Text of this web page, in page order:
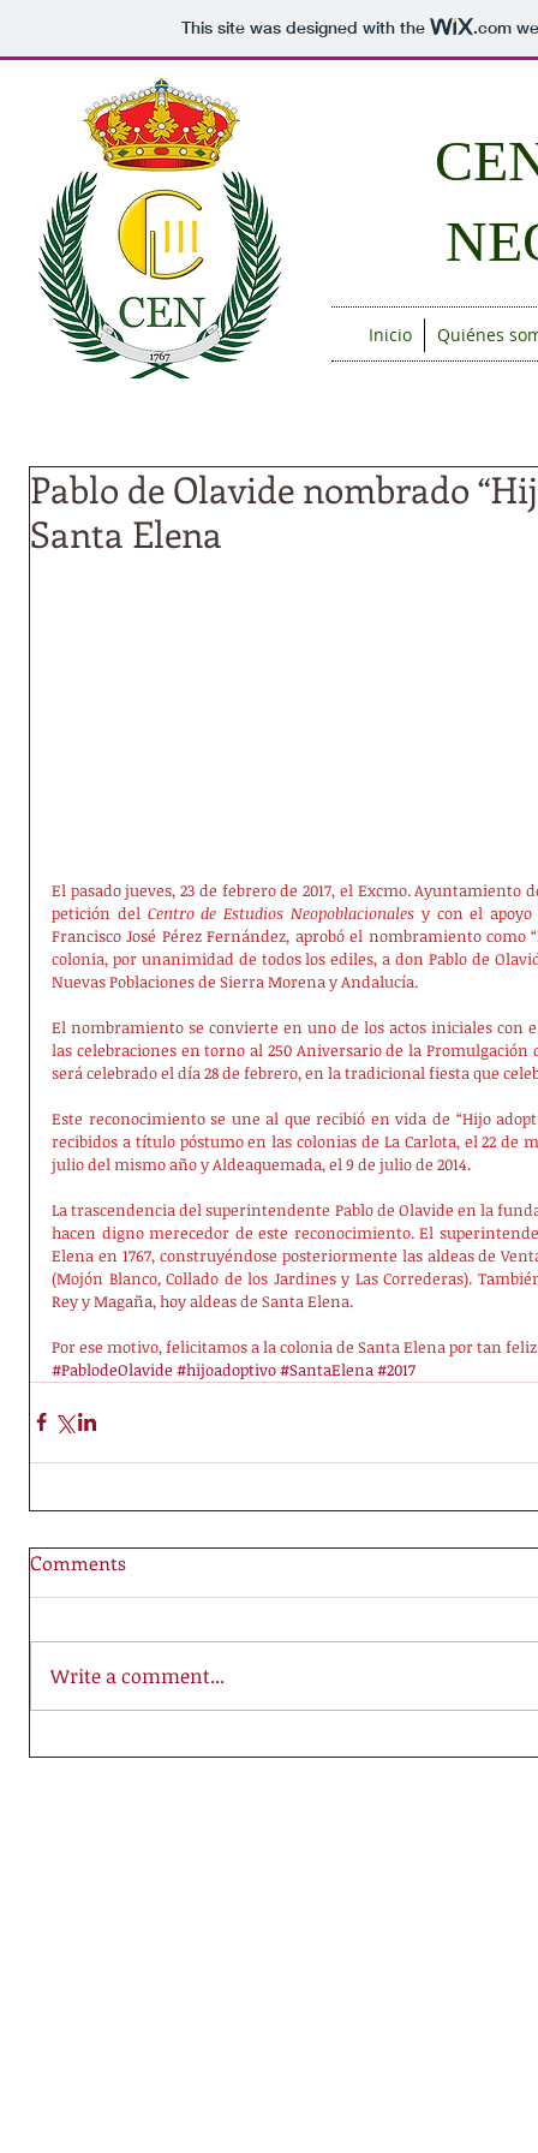
This site was designed with the .com
Inicio Quiénes
Pablo de Olavide nombrado
Santa Elena
El pasado jueves, 23 de febrero de 2017, el Excmo. Ayuntamiento
petición del Centro de Estudios Neopoblacionales y con el
Francisco José Pérez Fernández, aprobó el nombramiento
colonia, por unanimidad de todos los ediles, a don Pablo de
Nuevas Poblaciones de Sierra Morena y Andalucía.
El nombramiento se convierte en uno de los actos iniciales con
las celebraciones en torno al 250 Aniversario de la Promulgación
será celebrado el día 28 de febrero, en la tradicional fiesta que
Este reconocimiento se une al que recibió en vida de “Hijo
recibidos a título póstumo en las colonias de La Carlota, el 22 de
julio del mismo año y Aldeaquemada, el 9 de julio de 2014.
La trascendencia del superintendente Pablo de Olavide en la
hacen digno merecedor de este reconocimiento. El
Elena en 1767, construyéndose posteriormente las aldeas de
(Mojón Blanco, Collado de los Jardines y Las Correderas).
Rey y Magaña, hoy aldeas de Santa Elena.
Por ese motivo, felicitamos a la colonia de Santa Elena por tan
#PablodeOlavide #hijoadoptivo#SantaElena #2017
Comments
Write a comment...